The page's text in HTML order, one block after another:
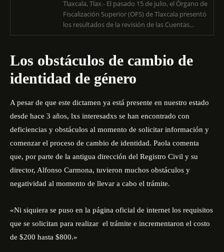
Tlaxcala, Tlax.- El pasado 15 de julio, el Órgano de
Fiscalización Superior (OFS) de Tlaxcala presentó
los resultados de la revisión de las Cuentas...
Los obstáculos de cambio de
identidad de género
A pesar de que este dictamen ya está presente en nuestro estado
desde hace 3 años, lxs interesadxs se han encontrado con
deficiencias y obstáculos al momento de solicitar información y
comenzar el proceso de cambio de identidad. Paola comenta
que, por parte de la antigua dirección del Registro Civil y su
director, Alfonso Carmona, tuvieron muchos obstáculos y
negatividad al momento de llevar a cabo el trámite.
«Ni siquiera se puso en la página oficial de internet los requisitos
que se solicitan para realizar el trámite e incrementaron el costo
de $200 hasta $800.»